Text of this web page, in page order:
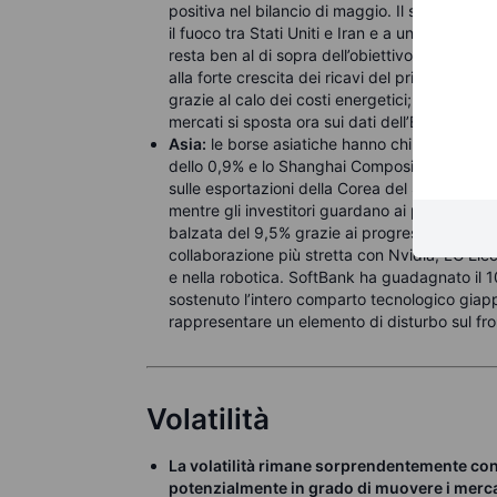
positiva nel bilancio di maggio. Il sentiment è
il fuoco tra Stati Uniti e Iran e a una minore
resta ben al di sopra dell’obiettivo della
alla forte crescita dei ricavi del primo
grazie al calo dei costi energetici; Orkla ha
mercati si sposta ora sui dati dell’Eurozona
Asia: le borse asiatiche hanno chiuso in
dello 0,9% e lo Shanghai Composite dello
sulle esportazioni della Corea del Sud
mentre gli investitori guardano ai prossimi
balzata del 9,5% grazie ai progressi nelle
collaborazione più stretta con Nvidia; LG
e nella robotica. SoftBank ha guadagnato il
sostenuto l’intero comparto tecnologico
rappresentare un elemento di disturbo sul
Volatilità
La volatilità rimane sorprendentemente
potenzialmente in grado di muovere i